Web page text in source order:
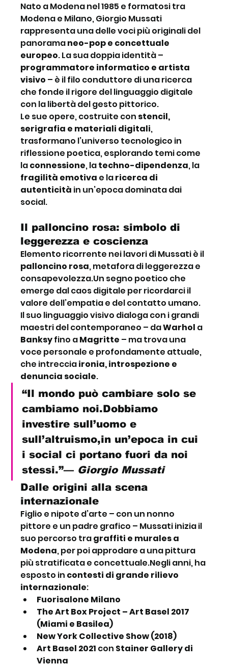
Nato a Modena nel 1985 e formatosi tra
Modena e Milano, Giorgio Mussati
rappresenta una delle voci più originali del
panorama neo-pop e concettuale
europeo. La sua doppia identità –
programmatore informatico e artista
visivo – è il filo conduttore di una ricerca
che fonde il rigore del linguaggio digitale
con la libertà del gesto pittorico.
Le sue opere, costruite con stencil,
serigrafia e materiali digitali,
trasformano l’universo tecnologico in
riflessione poetica, esplorando temi come
la connessione, la techno-dipendenza, la
fragilità emotiva e la ricerca di
autenticità in un’epoca dominata dai
social.
Il palloncino rosa: simbolo di
leggerezza e coscienza
Elemento ricorrente nei lavori di Mussati è il
palloncino rosa, metafora di leggerezza e
consapevolezza.Un segno poetico che
emerge dal caos digitale per ricordarci il
valore dell’empatia e del contatto umano.
Il suo linguaggio visivo dialoga con i grandi
maestri del contemporaneo – da Warhol a
Banksy fino a Magritte – ma trova una
voce personale e profondamente attuale,
che intreccia ironia, introspezione e
denuncia sociale.
“Il mondo può cambiare solo se
cambiamo noi.Dobbiamo
investire sull’uomo e
sull’altruismo,in un’epoca in cui
i social ci portano fuori da noi
stessi.”— Giorgio Mussati
Dalle origini alla scena
internazionale
Figlio e nipote d’arte – con un nonno
pittore e un padre grafico – Mussati inizia il
suo percorso tra graffiti e murales a
Modena, per poi approdare a una pittura
più stratificata e concettuale.Negli anni, ha
esposto in contesti di grande rilievo
internazionale:
Fuorisalone Milano
The Art Box Project – Art Basel 2017
(Miami e Basilea)
New York Collective Show (2018)
Art Basel 2021 con Stainer Gallery di
Vienna